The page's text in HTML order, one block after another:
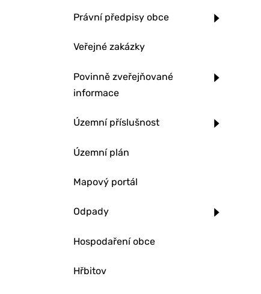
Právní předpisy obce
Veřejné zakázky
Povinně zveřejňované
informace
Územní příslušnost
Územní plán
Mapový portál
Odpady
Hospodaření obce
Hřbitov